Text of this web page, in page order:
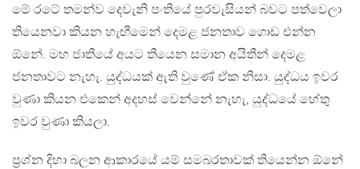
මේ රටේ තමන්ව දෙවැනි පංතියේ පුරවැසියන් බවට පත්වෙලා
තියෙනවා කියන හැඟීමෙන් දෙමළ ජනතාව ගොඩ එන්න
ඕනේ. මහ ජාතියේ අයට තියෙන සමාන අයිතීන් දෙමළ
ජනතාවට නැහැ. යුද්ධයක් ඇති වුණේ ඒක නිසා. යුද්ධය ඉවර
වුණා කියන එකෙන් අදහස් වෙන්නේ නැහැ, යුද්ධයේ හේතු
ඉවර වුණා කියලා.
ප‍්‍රශ්න දිහා බලන ආකාරයේ යම් සමබරතාවක් තියෙන්න ඕනේ